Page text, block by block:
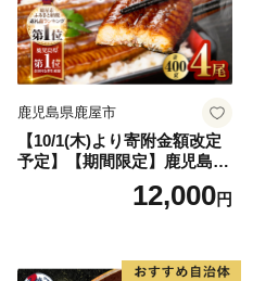
鹿児島県鹿屋市
【10/1(木)より寄附金額改定
予定】【期間限定】鹿児島県
大隅産うなぎ蒲焼4尾（400
g） KN007-02312,000円